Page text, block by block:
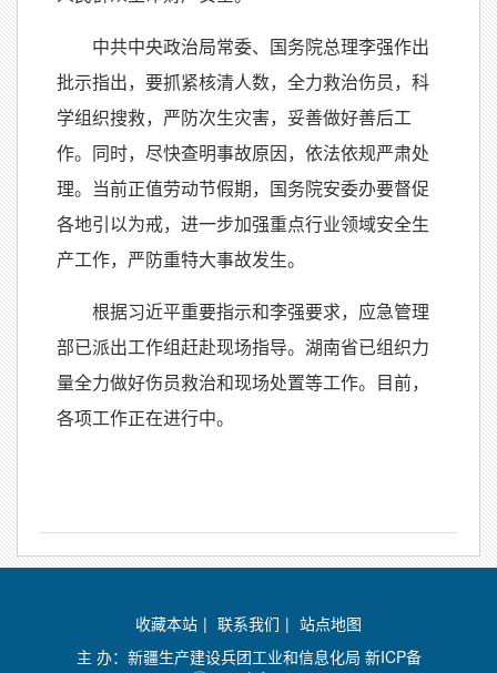
中共中央政治局常委、国务院总理李强作出
批示指出，要抓紧核清人数，全力救治伤员，科
学组织搜救，严防次生灾害，妥善做好善后工
作。同时，尽快查明事故原因，依法依规严肃处
理。当前正值劳动节假期，国务院安委办要督促
各地引以为戒，进一步加强重点行业领域安全生
产工作，严防重特大事故发生。
根据习近平重要指示和李强要求，应急管理
部已派出工作组赶赴现场指导。湖南省已组织力
量全力做好伤员救治和现场处置等工作。目前，
各项工作正在进行中。
收藏本站 | 联系我们 | 站点地图
主 办：新疆生产建设兵团工业和信息化局 新ICP备